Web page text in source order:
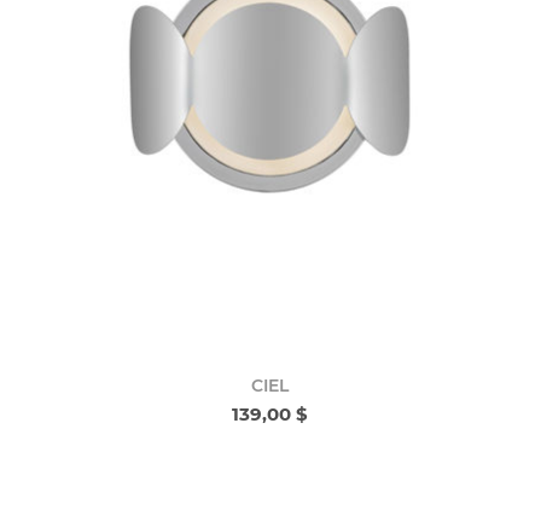
CIEL
139,00 $